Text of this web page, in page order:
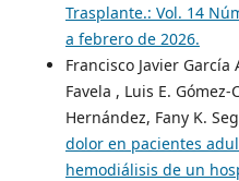
Trasplante.: Vol. 14
a febrero de 2026.
Francisco Javier
Favela , Luis E.
Hernández, Fany K.
dolor en pacientes
hemodiálisis de un